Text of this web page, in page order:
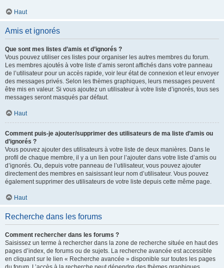
Haut
Amis et ignorés
Que sont mes listes d’amis et d’ignorés ?
Vous pouvez utiliser ces listes pour organiser les autres membres du forum.
Les membres ajoutés à votre liste d’amis seront affichés dans votre panneau
de l’utilisateur pour un accès rapide, voir leur état de connexion et leur envoyer
des messages privés. Selon les thèmes graphiques, leurs messages peuvent
être mis en valeur. Si vous ajoutez un utilisateur à votre liste d’ignorés, tous ses
messages seront masqués par défaut.
Haut
Comment puis-je ajouter/supprimer des utilisateurs de ma liste d’amis ou
d’ignorés ?
Vous pouvez ajouter des utilisateurs à votre liste de deux manières. Dans le
profil de chaque membre, il y a un lien pour l’ajouter dans votre liste d’amis ou
d’ignorés. Ou, depuis votre panneau de l’utilisateur, vous pouvez ajouter
directement des membres en saisissant leur nom d’utilisateur. Vous pouvez
également supprimer des utilisateurs de votre liste depuis cette même page.
Haut
Recherche dans les forums
Comment rechercher dans les forums ?
Saisissez un terme à rechercher dans la zone de recherche située en haut des
pages d’index, de forums ou de sujets. La recherche avancée est accessible
en cliquant sur le lien « Recherche avancée » disponible sur toutes les pages